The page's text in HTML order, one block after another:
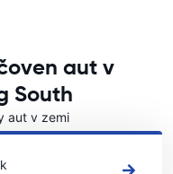
aut v
South
aut v zemi